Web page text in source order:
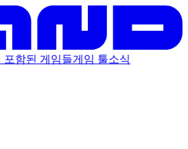
포함된 게임들게임 툴소식